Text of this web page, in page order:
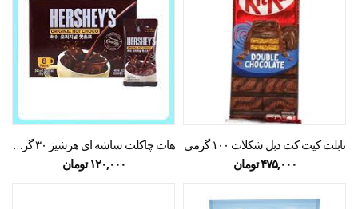
تابلت کیت کت دبل شکلات ۱۰۰ گرمی
۴۷۵,۰۰۰تومان
هات چاکلت ساشه ای هرشیز ۳۰ گرمی
۱۲۰,۰۰۰ تومان